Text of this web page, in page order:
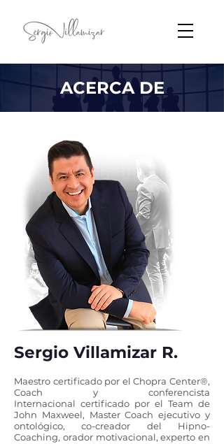
ACERCA DE
Sergio Villamizar R.
Maestro certificado por el Chopra Center®,
Coach y conferencista
Internacional certificado por el Team de
John Maxweel, Master Coach ejecutivo y
ontológico, co-creador del Hipno-
Coaching, orador motivacional, experto en